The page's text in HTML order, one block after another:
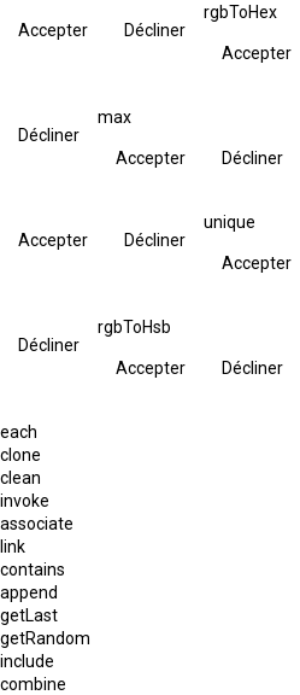
Accepter Décliner
rgbToHex
Accepter
Décliner
max
Accepter Décliner
Accepter Décliner
unique
Accepter
Décliner
rgbToHsb
Accepter Décliner
each
clone
clean
invoke
associate
link
contains
append
getLast
getRandom
include
combine